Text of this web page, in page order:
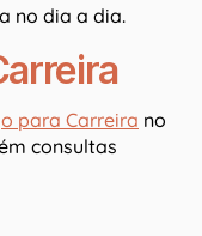
no dia a dia.
para Carreira no
consultas